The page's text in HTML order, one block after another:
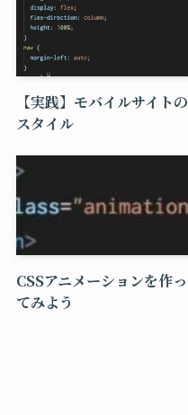
【実践】モバイルサイトの
スタイル
CSSアニメーションを作っ
てみよう